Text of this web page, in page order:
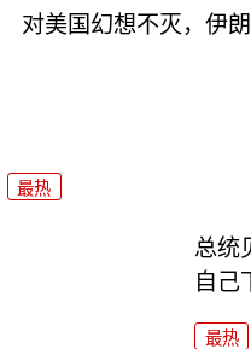
对美国幻想不灭，伊
最热
总统
自己
最热